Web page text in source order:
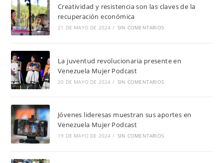
Creatividad y resistencia son las claves de la
recuperación económica
21 DE MAYO DE 2024 / SIN COMENTARIOS
La juventud revolucionaria presente en
Venezuela Mujer Podcast
20 DE MAYO DE 2024 / SIN COMENTARIOS
Jóvenes lideresas muestran sus aportes en
Venezuela Mujer Podcast
19 DE MAYO DE 2024 / SIN COMENTARIOS